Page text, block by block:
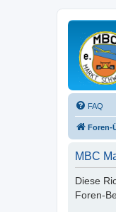
FAQ
Foren-
MBC
Diese
Foren-